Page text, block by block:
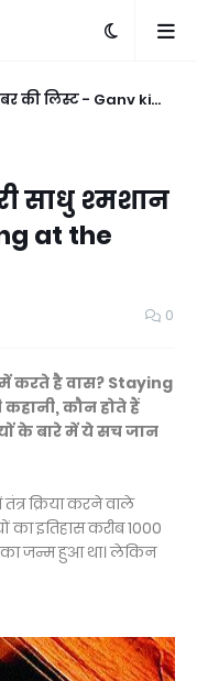
की लिस्ट - Ganv ki
साधु श्‍मशान
at the
0
में करते है वास? Staying
कौन होते हैं
के बारे में ये सच जान
क्रिया करने वाले
का इतिहास करीब 1000
का जन्म हुआ था। लेकिन